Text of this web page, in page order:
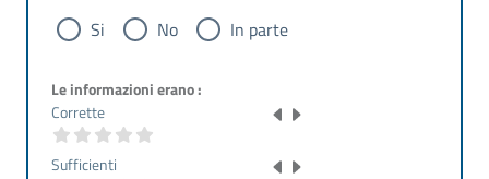
Si No In parte
Le informazioni erano :
Corrette
Sufficienti